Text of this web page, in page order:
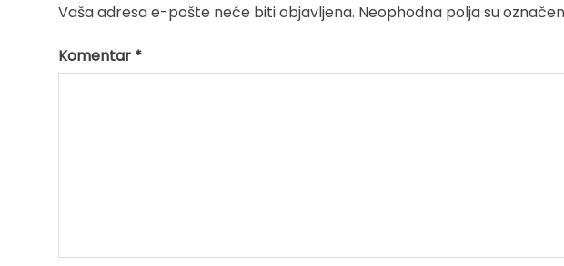
Vaša adresa e-pošte neće biti objavljena. Neophodna polja su
Komentar *